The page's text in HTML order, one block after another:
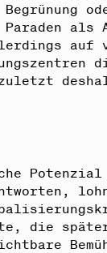
Begrünung
Paraden
auf
die